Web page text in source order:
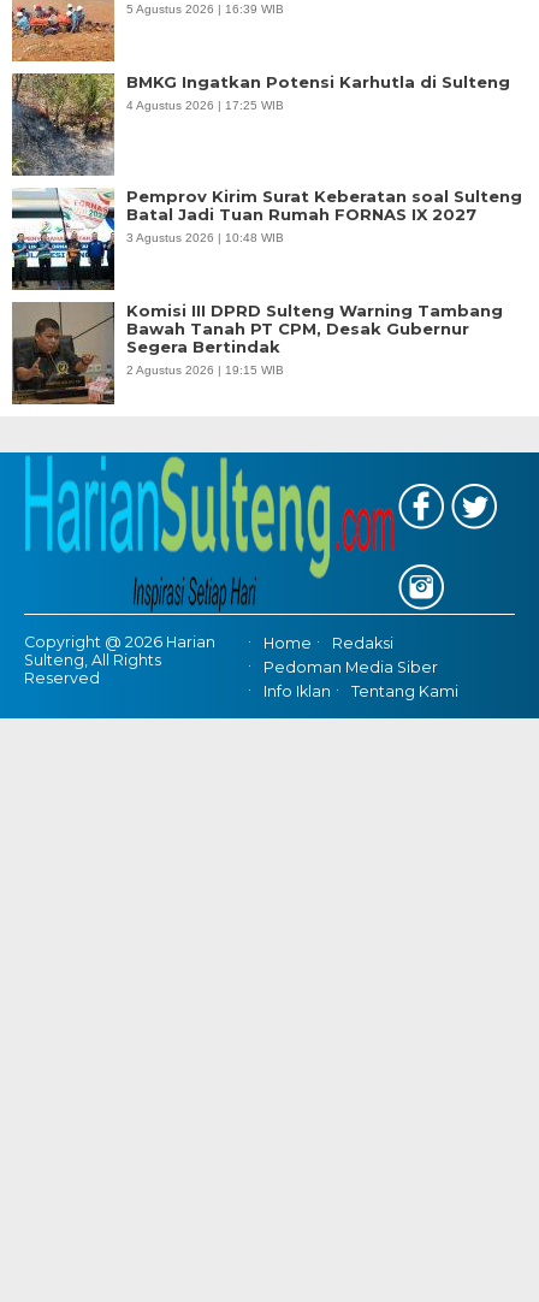
5 Agustus 2026 | 16:39 WIB
BMKG Ingatkan Potensi Karhutla di Sulteng
4 Agustus 2026 | 17:25 WIB
Pemprov Kirim Surat Keberatan soal Sulteng
Batal Jadi Tuan Rumah FORNAS IX 2027
3 Agustus 2026 | 10:48 WIB
Komisi III DPRD Sulteng Warning Tambang
Bawah Tanah PT CPM, Desak Gubernur
Segera Bertindak
2 Agustus 2026 | 19:15 WIB
Copyright @ 2026 Harian
Sulteng, All Rights
Reserved
Home
Redaksi
Pedoman Media Siber
Info Iklan
Tentang Kami